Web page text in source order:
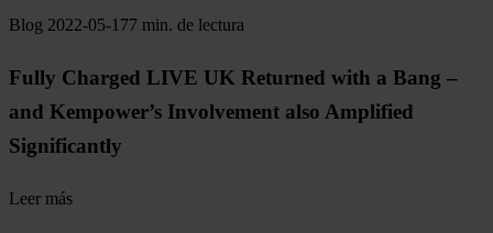
Blog 2022-05-177 min. de lectura
Fully Charged LIVE UK Returned with a Bang –
and Kempower’s Involvement also Amplified
Significantly
Leer más